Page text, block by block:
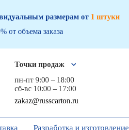
размерам от 1 штуки
от объема заказа
Точки продаж
пн-пт 9:00 – 18:00
сб-вс 10:00 – 17:00
zakaz@russcarton.ru
Разработка и изготовление